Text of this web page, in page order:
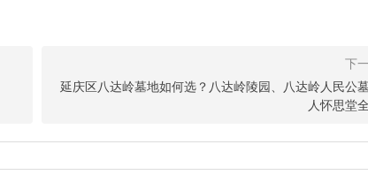
延庆区八达岭墓地如何选？八达岭陵园、八达岭人民公
人怀思堂